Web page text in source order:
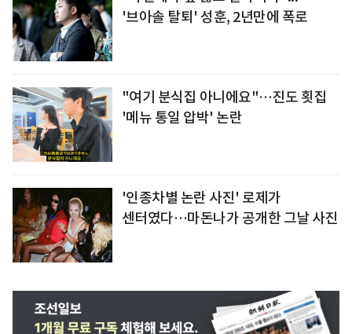
'브아솔 탈퇴' 성훈, 2년만에 폭로
"여기 분식집 아니에요"…진도 횟집
'메뉴 통일 압박' 논란
'인종차별 논란 사진' 로제가
센터였다…마돈나가 공개한 그날 사진